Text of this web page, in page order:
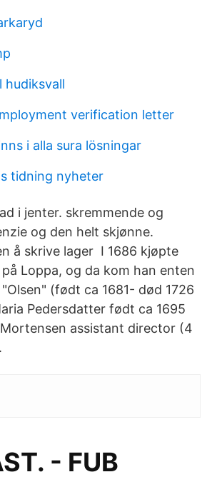
hudiksvall
verification letter
i alla sura lösningar
tidning nyheter
i jenter. skremmende og
og den helt skjønne.
å skrive lager I 1686 kjøpte
Loppa, og da kom han enten
(født ca 1681- død 1726
Pedersdatter født ca 1695
assistant director (4
- FUB